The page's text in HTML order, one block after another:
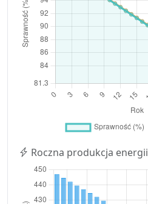
Roczna produkcja energii